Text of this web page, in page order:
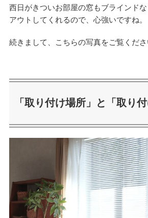
西日がきついお部屋の窓もブラインド
アウトしてくれるので、心強いですね。
続きまして、こちらの写真をご覧くださ
「取り付け場所」と「取り付